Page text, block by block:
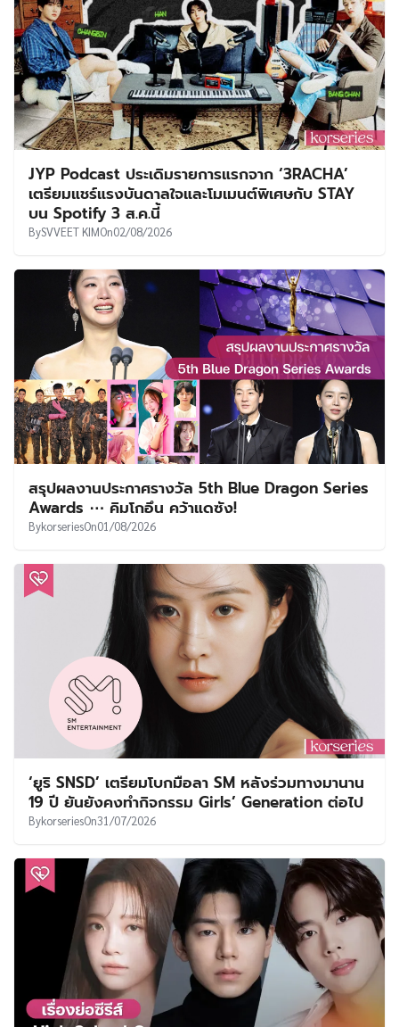
JYP Podcast ประเดิมรายการแรกจาก ‘3RACHA’
เตรียมแชร์แรงบันดาลใจและโมเมนต์พิเศษกับ STAY
บน Spotify 3 ส.ค.นี้
BySVVEET KIMOn02/08/2026
สรุปผลงานประกาศรางวัล 5th Blue Dragon Series
Awards ⋯ คิมโกอึน คว้าแดซัง!
BykorseriesOn01/08/2026
‘ยูริ SNSD’ เตรียมโบกมือลา SM หลังร่วมทางมานาน
19 ปี ยันยังคงทำกิจกรรม Girls’ Generation ต่อไป
BykorseriesOn31/07/2026